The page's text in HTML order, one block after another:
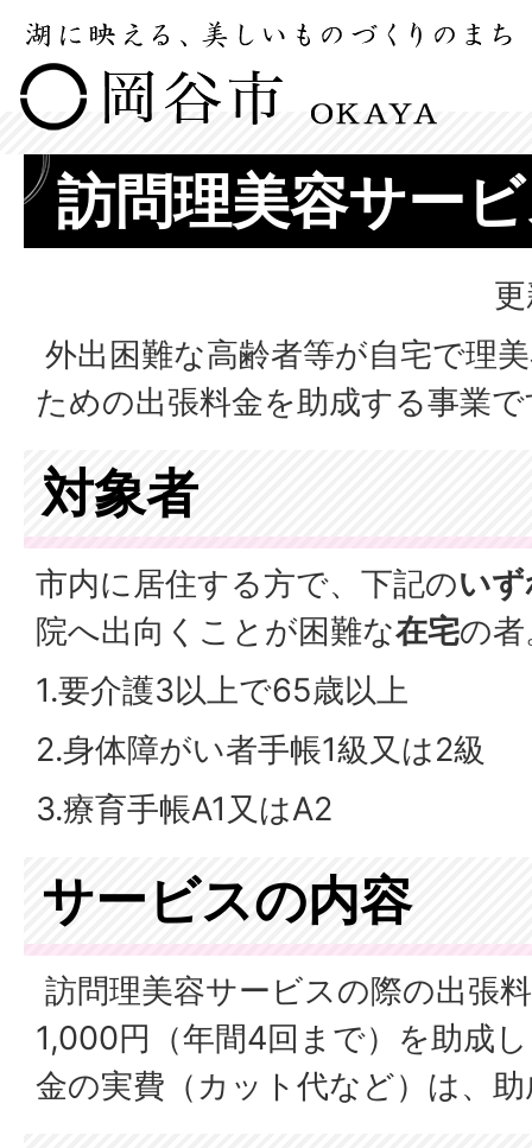
訪問理美容サー
外出困難な高齢者等が自宅で理
ための出張料金を助成する事業
対象者
市内に居住する方で、下記のい
院へ出向くことが困難な在宅の
1.要介護3以上で65歳以上
2.身体障がい者手帳1級又は2級
3.療育手帳A1又はA2
サービスの内容
訪問理美容サービスの際の出張
1,000円（年間4回まで）を助成
金の実費（カット代など）は、